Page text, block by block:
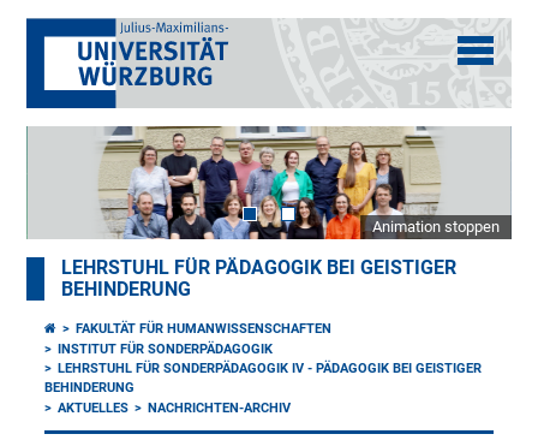
Animation stoppen
LEHRSTUHL FÜR PÄDAGOGIK BEI GEISTIGER
BEHINDERUNG
FAKULTÄT FÜR HUMANWISSENSCHAFTEN
INSTITUT FÜR SONDERPÄDAGOGIK
LEHRSTUHL FÜR SONDERPÄDAGOGIK IV - PÄDAGOGIK BEI GEISTIGER
BEHINDERUNG
AKTUELLES
NACHRICHTEN-ARCHIV